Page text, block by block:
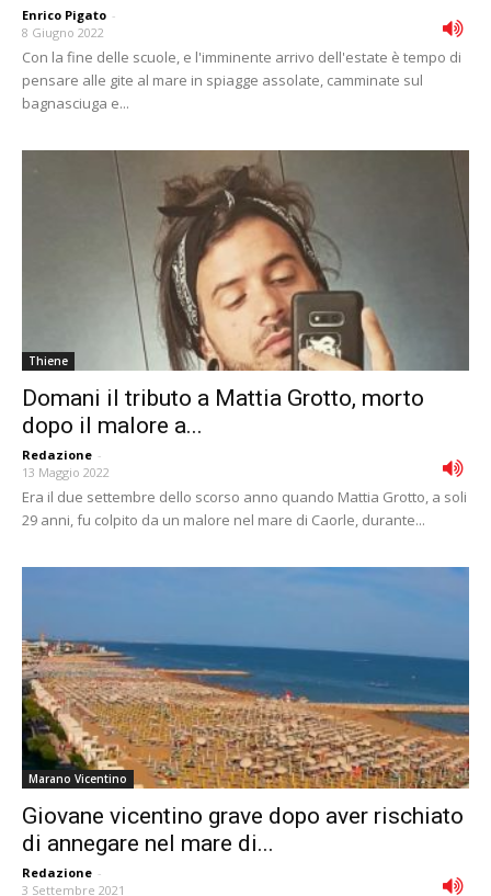
Enrico Pigato -
8 Giugno 2022
Con la fine delle scuole, e l'imminente arrivo dell'estate è tempo di
pensare alle gite al mare in spiagge assolate, camminate sul
bagnasciuga e...
Thiene
Domani il tributo a Mattia Grotto, morto
dopo il malore a...
Redazione -
13 Maggio 2022
Era il due settembre dello scorso anno quando Mattia Grotto, a soli
29 anni, fu colpito da un malore nel mare di Caorle, durante...
Marano Vicentino
Giovane vicentino grave dopo aver rischiato
di annegare nel mare di...
Redazione -
3 Settembre 2021